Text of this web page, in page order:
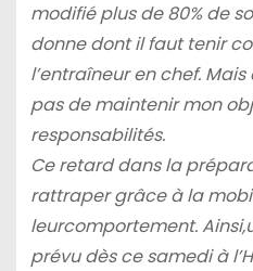
modifié plus de 80% de
donne dont il faut tenir
l’entraîneur en chef.
pas de maintenir mon
responsabilités.
Ce retard dans la
rattraper grâce à la
leurcomportement.
prévu dès ce samedi à